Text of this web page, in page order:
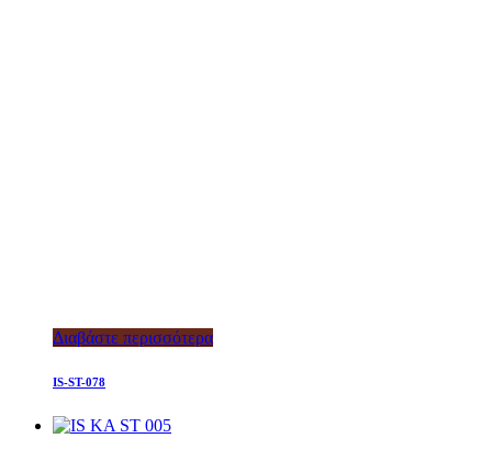
Διαβάστε περισσότερα
IS-ST-078